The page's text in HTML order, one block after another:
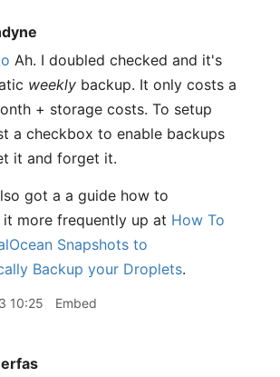
Ah. I doubled checked and it's
weekly backup. It only costs a
+ storage costs. To setup
a checkbox to enable backups
it and forget it.
got a a guide how to
more frequently up at How To
Snapshots to
Backup your Droplets.
10:25 Embed